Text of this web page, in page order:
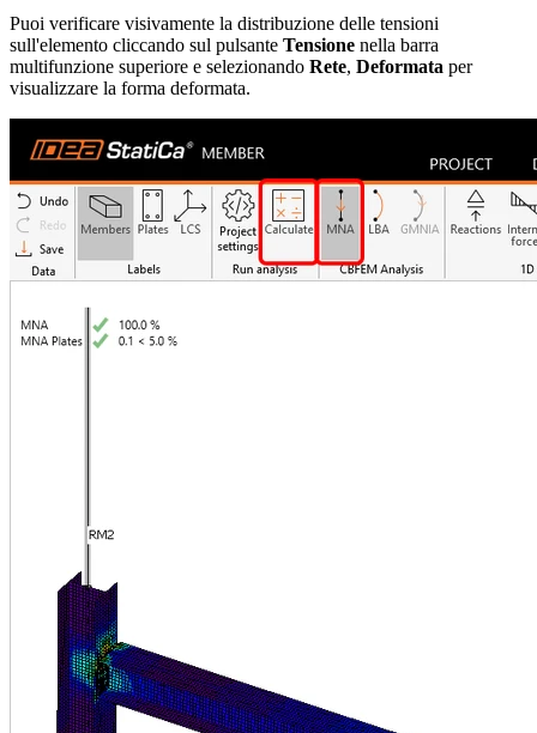
Puoi verificare visivamente la distribuzione delle tensioni
sull'elemento cliccando sul pulsante Tensione nella barra
multifunzione superiore e selezionando Rete, Deformata per
visualizzare la forma deformata.